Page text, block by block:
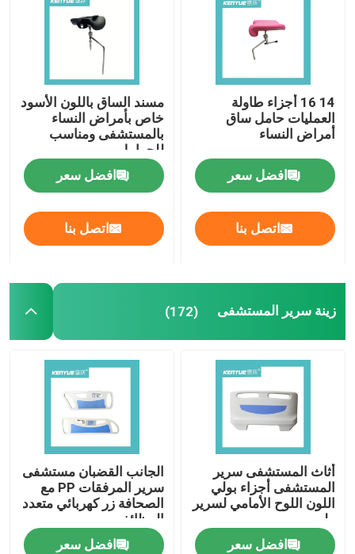
مقعد حمام قابل للتعديل
كراسي انتظار منطقة المستشفى
مقياس التأكسج النبضي ومكثف الأكسجين
14 16 أجزاء طاولة
العمليات حامل ساق
أمراض النساء
افضل سعر
اتصل بنا
مسند الساق باللون الأسود
خاص بأمراض النساء
بالمستشفى ومناسب
للحوامل
افضل سعر
اتصل بنا
زينة سرير المستشفى (172)
أثاث المستشفى سرير
المستشفى أجزاء بولي
اللون اللوح الأمامي لسرير
طبي
افضل سعر
الجانب القضبان مستشفى
سرير المرفقات PP مع
الصحافة زر كهربائي متعدد
الوظائف
افضل سعر